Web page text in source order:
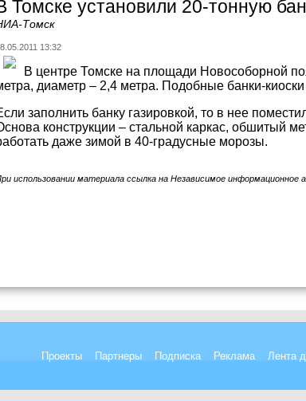
Томске установили 20-тонную
Томск
13:32
В центре Томске на площади Новособорной
диаметр – 2,4 метра. Подобные банки-
заполнить банку газировкой, то в нее
конструкции – стальной каркас, обшитый
даже зимой в 40-градусные морозы.
использовании материала ссылка на Независимое информационное
Проекты Партнеры Подписка Реклама Лента